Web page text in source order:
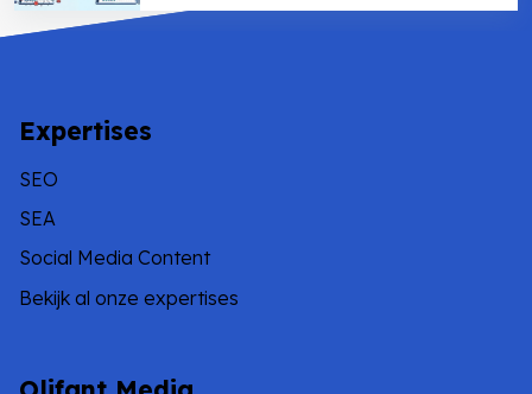
Expertises
SEO
SEA
Social Media Content
Bekijk al onze expertises